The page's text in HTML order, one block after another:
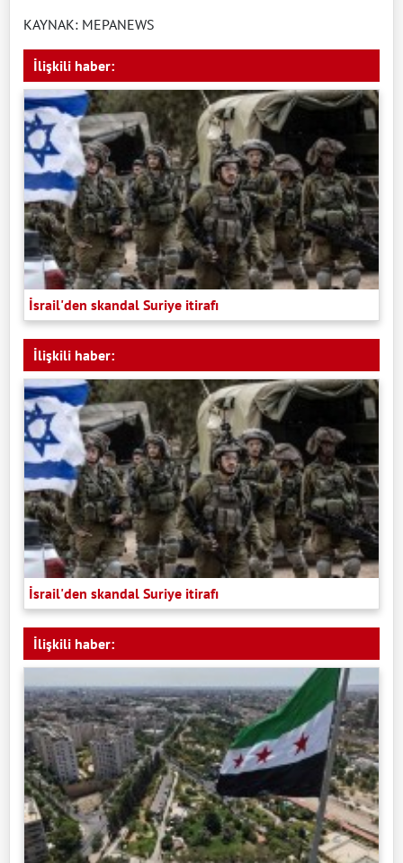
KAYNAK: MEPANEWS
İlişkili haber:
İsrail'den skandal Suriye itirafı
İlişkili haber:
İsrail'den skandal Suriye itirafı
İlişkili haber: